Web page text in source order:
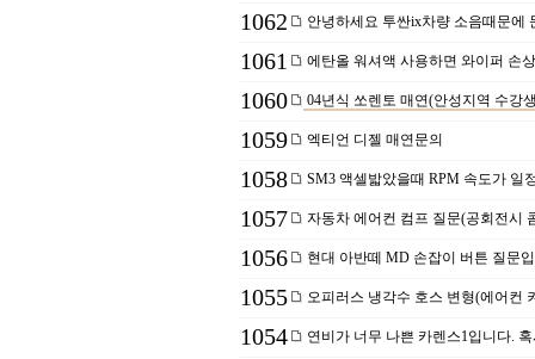
1062 안녕하세요 투싼ix차량 소음때문에
1061 에탄올 워셔액 사용하면 와이퍼 손
1060 04년식 쏘렌토 매연(안성지역 수강
1059 엑티언 디젤 매연문의
1058 SM3 액셀밟았을때 RPM 속도가 일
1057 자동차 에어컨 컴프 질문(공회전시
1056 현대 아반떼 MD 손잡이 버튼 질문
1055 오피러스 냉각수 호스 변형(에어컨
1054 연비가 너무 나쁜 카렌스1입니다.